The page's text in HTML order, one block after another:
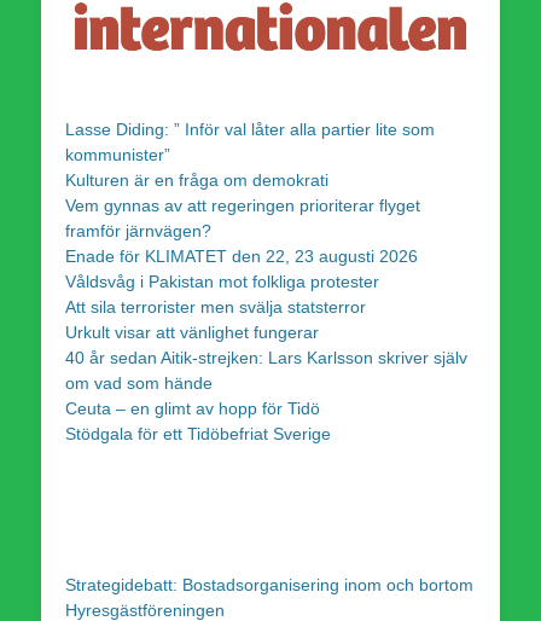
Lasse Diding: ” Inför val låter alla partier lite som
kommunister”
Kulturen är en fråga om demokrati
Vem gynnas av att regeringen prioriterar flyget
framför järnvägen?
Enade för KLIMATET den 22, 23 augusti 2026
Våldsvåg i Pakistan mot folkliga protester
Att sila terrorister men svälja statsterror
Urkult visar att vänlighet fungerar
40 år sedan Aitik-strejken: Lars Karlsson skriver själv
om vad som hände
Ceuta – en glimt av hopp för Tidö
Stödgala för ett Tidöbefriat Sverige
Strategidebatt: Bostadsorganisering inom och bortom
Hyresgästföreningen